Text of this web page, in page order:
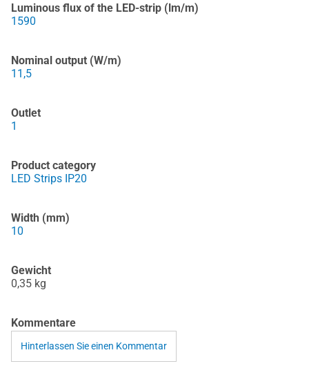
Luminous flux of the LED-strip (lm/m)
1590
Nominal output (W/m)
11,5
Outlet
1
Product category
LED Strips IP20
Width (mm)
10
Gewicht
0,35 kg
Kommentare
Hinterlassen Sie einen Kommentar